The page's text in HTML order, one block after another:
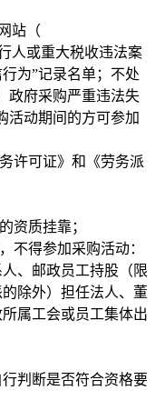
站（
人或重大税收违法案
为”记录名单；不处
政府采购严重违法失
活动期间的方可参加
许可证》和《劳务派
资质挂靠；
不得参加采购活动：
、邮政员工持股（限
除外）担任法人、董
属工会或员工集体出
判断是否符合资格要